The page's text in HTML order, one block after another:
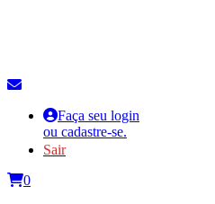
Faça seu login
ou cadastre-se.
Sair
0